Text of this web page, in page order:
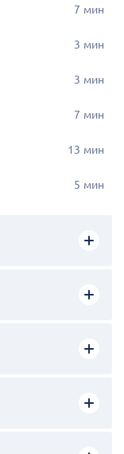
7 мин
3 мин
3 мин
7 мин
13 мин
5 мин